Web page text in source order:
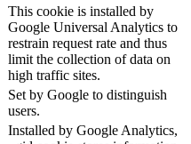
This cookie is installed by
Google Universal Analytics to
restrain request rate and thus
limit the collection of data on
high traffic sites.
Set by Google to distinguish
users.
Installed by Google Analytics,